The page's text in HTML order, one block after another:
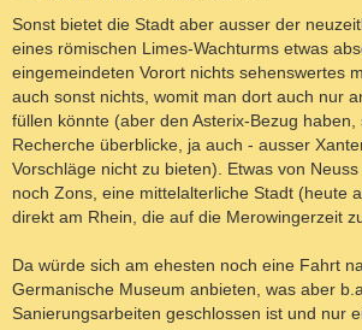
i
r
a
g
Sonst bietet die Stadt aber ausser der
eines römischen Limes-Wachturms etwas
eingemeindeten Vorort nichts sehenswertes
auch sonst nichts, womit man dort auch nur
füllen könnte (aber den Asterix-Bezug
Recherche überblicke, ja auch - ausser
Vorschläge nicht zu bieten). Etwas von
noch Zons, eine mittelalterliche Stadt (heute
direkt am Rhein, die auf die Merowingerzeit
Da würde sich am ehesten noch eine Fahrt
Germanische Museum anbieten, was aber
Sanierungsarbeiten geschlossen ist und nur